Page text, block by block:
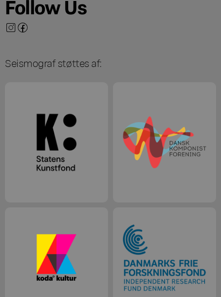
Follow Us
Seismograf støttes af: